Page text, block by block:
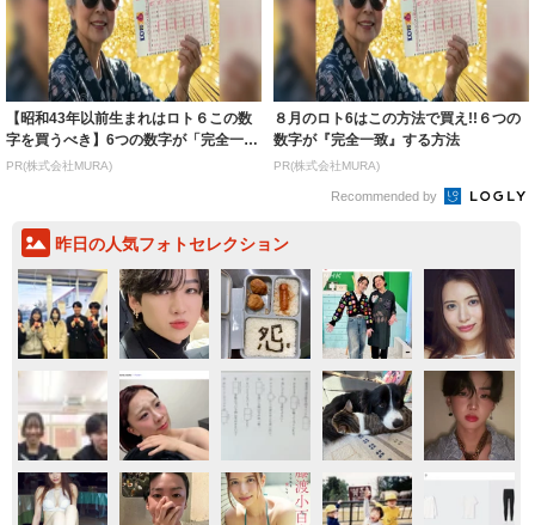
【昭和43年以前生まれはロト６この数
字を買うべき】6つの数字が「完全一
致」する方...
PR(株式会社MURA)
８月のロト6はこの方法で買え!!６つの
数字が『完全一致』する方法
PR(株式会社MURA)
Recommended by
昨日の人気フォトセレクション